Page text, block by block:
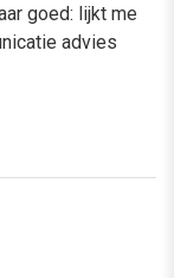
goed: lijkt me
advies